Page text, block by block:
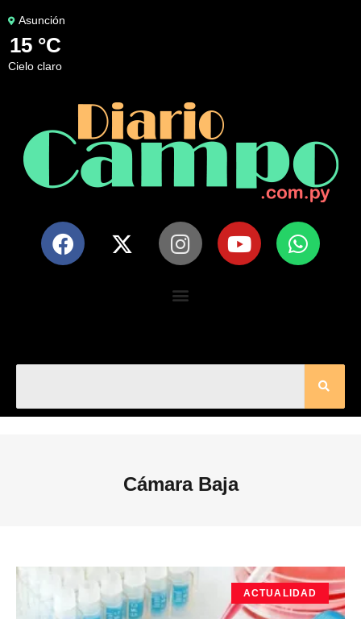
Asunción
15 °C
cielo claro
Cámara Baja
ACTUALIDAD